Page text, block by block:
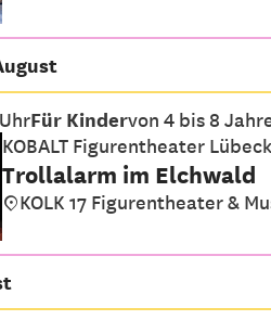
Für Kindervon 4 bis 8
KOBALT Figurentheater Lübeck
Trollalarm im Elchwald
KOLK 17 Figurentheater &